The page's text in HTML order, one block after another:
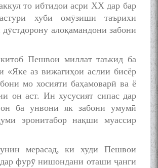
то ибтидои асри XX дар бар
хуби омӯзиши таърихи
дӯстдорону алоқамандони забони
Пешвои миллат таъкид ба
«Яке аз вижагиҳои аслии бисёр
мо хосияти баҳамоварӣ ва ё
он аст. Ин хусусият сипас дар
ба унвони як забони умумӣ
эронитабор нақши муассир
мерасад, ки худи Пешвои
фурӯ нишондани оташи ҷанги
ҶАЛОЛИДДИНИ
БУЗУРГТАРИН
ВА ОРИФИ
АДАБИ ТОҶИК
به عبارت دیگر:
قناعت Mumin Qanoat